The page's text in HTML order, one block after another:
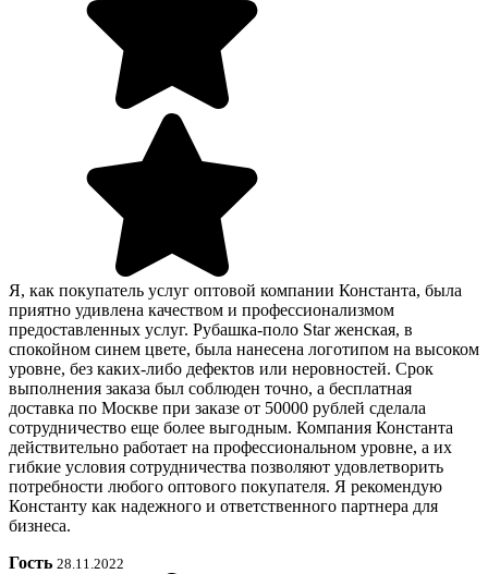
Я, как покупатель услуг оптовой компании Константа, была
приятно удивлена качеством и профессионализмом
предоставленных услуг. Рубашка-поло Star женская, в
спокойном синем цвете, была нанесена логотипом на высоком
уровне, без каких-либо дефектов или неровностей. Срок
выполнения заказа был соблюден точно, а бесплатная
доставка по Москве при заказе от 50000 рублей сделала
сотрудничество еще более выгодным. Компания Константа
действительно работает на профессиональном уровне, а их
гибкие условия сотрудничества позволяют удовлетворить
потребности любого оптового покупателя. Я рекомендую
Константу как надежного и ответственного партнера для
бизнеса.
Гость 28.11.2022